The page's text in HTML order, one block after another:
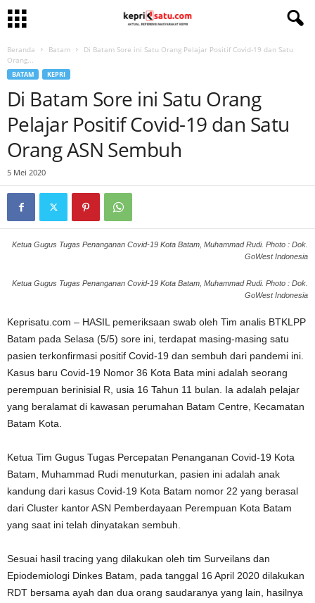
Beranda Batam
Di Batam Sore ini Satu Orang Pelajar Positif Covid-19 dan Satu
Orang...
BATAM KEPRI
Di Batam Sore ini Satu Orang
Pelajar Positif Covid-19 dan Satu
Orang ASN Sembuh
5 Mei 2020
Ketua Gugus Tugas Penanganan Covid-19 Kota Batam, Muhammad Rudi. Photo : Dok.
GoWest Indonesia
Ketua Gugus Tugas Penanganan Covid-19 Kota Batam, Muhammad Rudi. Photo : Dok.
GoWest Indonesia
Keprisatu.com – HASIL pemeriksaan swab oleh Tim analis BTKLPP
Batam pada Selasa (5/5) sore ini, terdapat masing-masing satu
pasien terkonfirmasi positif Covid-19 dan sembuh dari pandemi ini.
Kasus baru Covid-19 Nomor 36 Kota Bata mini adalah seorang
perempuan berinisial R, usia 16 Tahun 11 bulan. Ia adalah pelajar
yang beralamat di kawasan perumahan Batam Centre, Kecamatan
Batam Kota.
Ketua Tim Gugus Tugas Percepatan Penanganan Covid-19 Kota
Batam, Muhammad Rudi menuturkan, pasien ini adalah anak
kandung dari kasus Covid-19 Kota Batam nomor 22 yang berasal
dari Cluster kantor ASN Pemberdayaan Perempuan Kota Batam
yang saat ini telah dinyatakan sembuh.
Sesuai hasil tracing yang dilakukan oleh tim Surveilans dan
Epiodemiologi Dinkes Batam, pada tanggal 16 April 2020 dilakukan
RDT bersama ayah dan dua orang saudaranya yang lain, hasilnya